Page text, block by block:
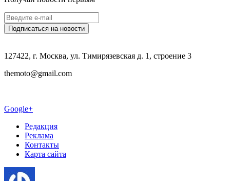
127422, г. Москва, ул. Тимирязевская д. 1, строение 3
themoto@gmail.com
Google+
Редакция
Реклама
Контакты
Карта сайта